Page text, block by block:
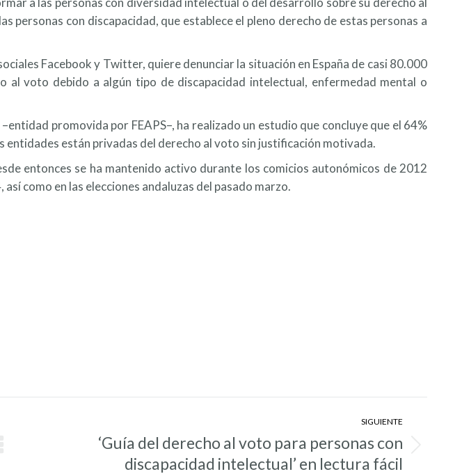
con discapacidad, que establece el pleno derecho de estas personas a
Facebook y Twitter, quiere denunciar la situación en España de casi 80.000
al voto debido a algún tipo de discapacidad intelectual, enfermedad mental o
promovida por FEAPS–, ha realizado un estudio que concluye que el 64%
entidades están privadas del derecho al voto sin justificación motivada.
entonces se ha mantenido activo durante los comicios autonómicos de 2012
como en las elecciones andaluzas del pasado marzo.
SIGUIENTE
‘Guía del derecho al voto para personas con
discapacidad intelectual’ en lectura fácil